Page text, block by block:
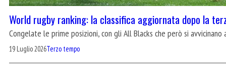
World rugby ranking: la classifica aggiornata dopo la
Congelate le prime posizioni, con gli All Blacks che però si
19 Luglio 2026Terzo tempo